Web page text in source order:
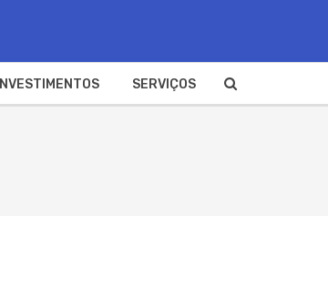
INVESTIMENTOS SERVIÇOS